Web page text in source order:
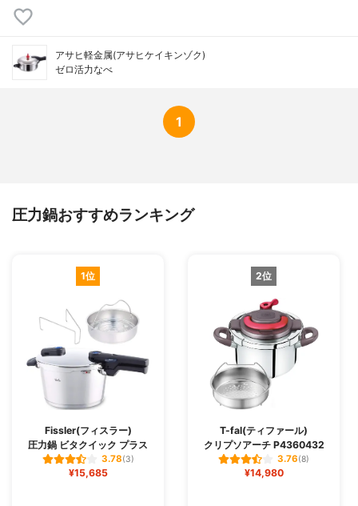
アサヒ軽金属(アサヒケイキンゾク)
ゼロ活力なべ
1
圧力鍋おすすめランキング
1位
Fissler(フィスラー)
圧力鍋 ビタクイック プラス
3.78(3)
¥15,685
2位
T-fal(ティファール)
クリプソアーチ P4360432
3.76(8)
¥14,980